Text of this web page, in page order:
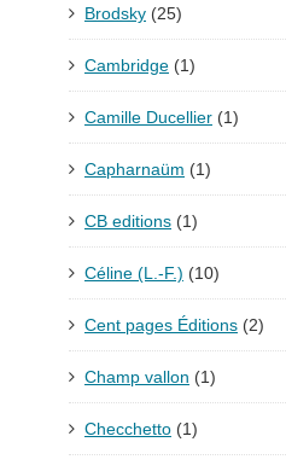
Brodsky (25)
Cambridge (1)
Camille Ducellier (1)
Capharnaüm (1)
CB editions (1)
Céline (L.-F.) (10)
Cent pages Éditions (2)
Champ vallon (1)
Checchetto (1)